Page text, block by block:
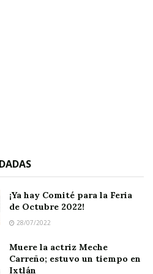
ha adquirido
propios y ha
de una policía preventiva,
de reacción inmediata.
de la
¡Ya hay Comité para la Feria
de Octubre 2022!
28/07/2022
Muere la actriz Meche
Carreño; estuvo un tiempo en
Ixtlán